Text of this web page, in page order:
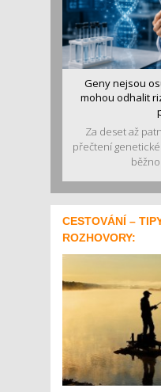
Geny nejsou
mohou odhalit
Za deset až
přečtení
CESTOVÁNÍ –
ROZHOVORY: